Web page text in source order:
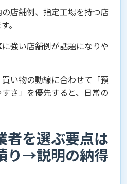
店舗例、指定工場を持つ店
。
強い店舗例が話題になりや
い物の動線に合わせて「預
さ」を優先すると、日常の
者を選ぶ要点は
り→説明の納得